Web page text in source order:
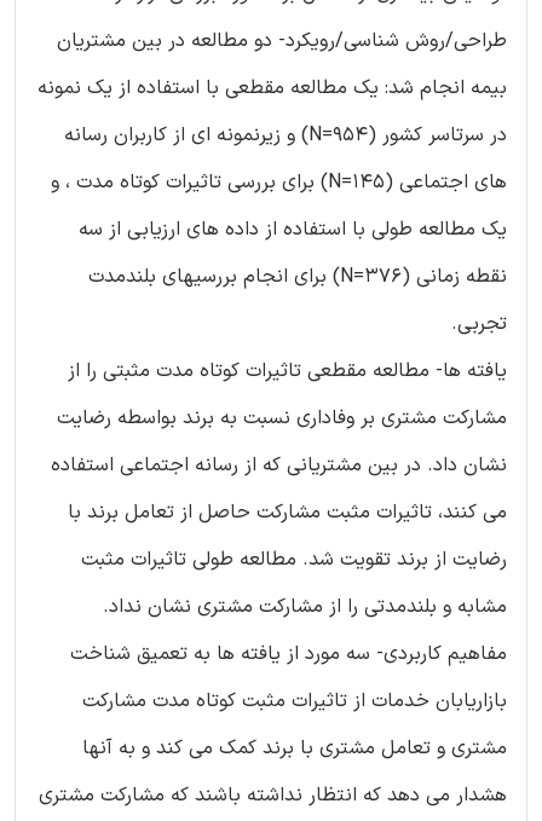
طراحی/روش شناسی/رویکرد- دو مطالعه در بین مشتریان
بیمه انجام شد: یک مطالعه مقطعی با استفاده از یک نمونه
در سرتاسر کشور (N=954) و زیرنمونه ای از کاربران رسانه
های اجتماعی (N=145) برای بررسی تاثیرات کوتاه مدت ، و
یک مطالعه طولی با استفاده از داده های ارزیابی از سه
نقطه زمانی (N=376) برای انجام بررسیهای بلندمدت
تجربی.
یافته ها- مطالعه مقطعی تاثیرات کوتاه مدت مثبتی را از
مشارکت مشتری بر وفاداری نسبت به برند بواسطه رضایت
نشان داد. در بین مشتریانی که از رسانه اجتماعی استفاده
می کنند، تاثیرات مثبت مشارکت حاصل از تعامل برند با
رضایت از برند تقویت شد. مطالعه طولی تاثیرات مثبت
مشابه و بلندمدتی را از مشارکت مشتری نشان نداد.
مفاهیم کاربردی- سه مورد از یافته ها به تعمیق شناخت
بازاریابان خدمات از تاثیرات مثبت کوتاه مدت مشارکت
مشتری و تعامل مشتری با برند کمک می کند و به آنها
هشدار می دهد که انتظار نداشته باشند که مشارکت مشتری